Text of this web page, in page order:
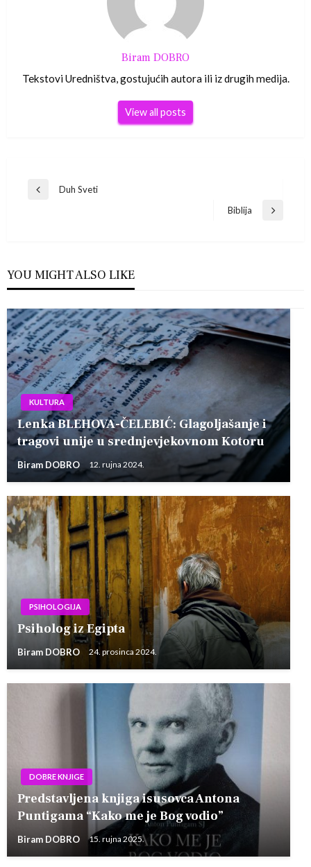
Biram DOBRO
Tekstovi Uredništva, gostujućih autora ili iz drugih medija.
View all posts
Navigacija
Previous
Duh Sveti
Next
Biblija
YOU MIGHT ALSO LIKE
KULTURA
Lenka BLEHOVA-ČELEBIĆ: Glagoljašanje i
tragovi unije u srednjevjekovnom Kotoru
Biram DOBRO 12. rujna 2024.
PSIHOLOGIJA
Psiholog iz Egipta
Biram DOBRO 24. prosinca 2024.
DOBRE KNJIGE
Predstavljena knjiga isusovca Antona
Puntigama “Kako me je Bog vodio”
Biram DOBRO 15. rujna 2025.